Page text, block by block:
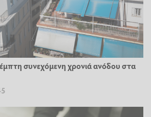
συνεχόμενη χρονιά ανόδου στα